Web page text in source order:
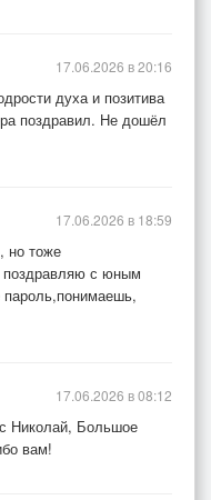
духа и позитива
поздравил. Не дошёл
17.06.2026 в 20:16
но тоже
с юным
17.06.2026 в 18:59
Николай, Большое
вам!
17.06.2026 в 08:12